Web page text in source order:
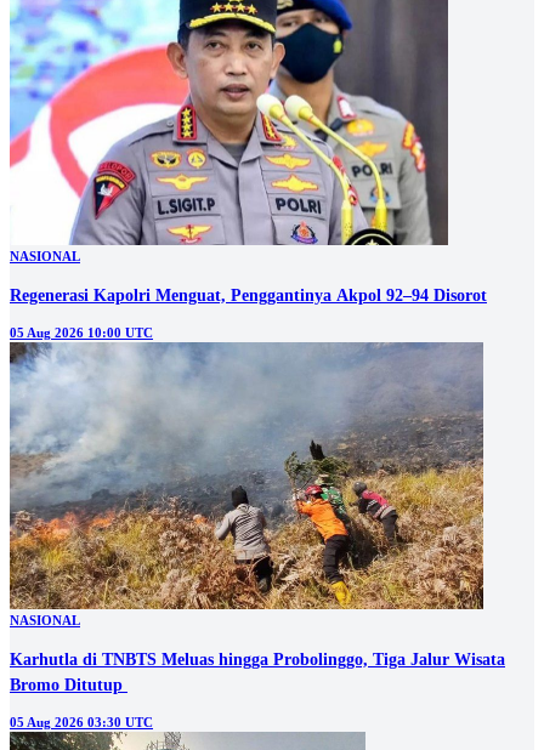
NASIONAL
UU Polri Ubah Usia Pensiun, Nasib Listyo di Prabowo
05 Aug 2026 12:00 UTC
NASIONAL
Regenerasi Kapolri Menguat, Penggantinya Akpol 92–94 Disorot
05 Aug 2026 10:00 UTC